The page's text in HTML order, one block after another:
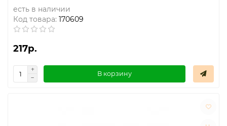
есть в наличии
Код товара: 170609
217р.
В корзину